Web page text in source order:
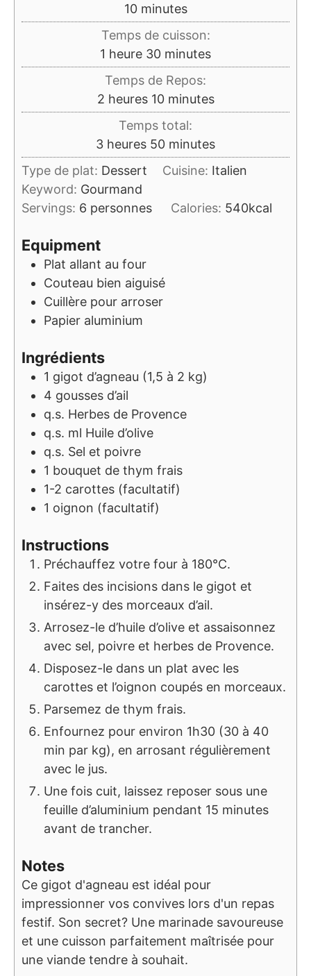
10minutes
minutes
Temps de cuisson:
1 heure
heure 30minutes
minutes
Temps de Repos:
2heures
heures 10minutes
minutes
Temps total:
3heures
heures 50minutes
minutes
Type de plat: Dessert Cuisine: Italien
Keyword: Gourmand
Servings: 6 personnes Calories: 540kcal
Equipment
Plat allant au four
Couteau bien aiguisé
Cuillère pour arroser
Papier aluminium
Ingrédients
1 gigot d’agneau (1,5 à 2 kg)
4 gousses d’ail
q.s. Herbes de Provence
q.s. ml Huile d’olive
q.s. Sel et poivre
1 bouquet de thym frais
1-2 carottes (facultatif)
1 oignon (facultatif)
Instructions
Préchauffez votre four à 180°C.
Faites des incisions dans le gigot et
insérez-y des morceaux d’ail.
Arrosez-le d’huile d’olive et assaisonnez
avec sel, poivre et herbes de Provence.
Disposez-le dans un plat avec les
carottes et l’oignon coupés en morceaux.
Parsemez de thym frais.
Enfournez pour environ 1h30 (30 à 40
min par kg), en arrosant régulièrement
avec le jus.
Une fois cuit, laissez reposer sous une
feuille d’aluminium pendant 15 minutes
avant de trancher.
Notes
Ce gigot d'agneau est idéal pour
impressionner vos convives lors d'un repas
festif. Son secret? Une marinade savoureuse
et une cuisson parfaitement maîtrisée pour
une viande tendre à souhait.